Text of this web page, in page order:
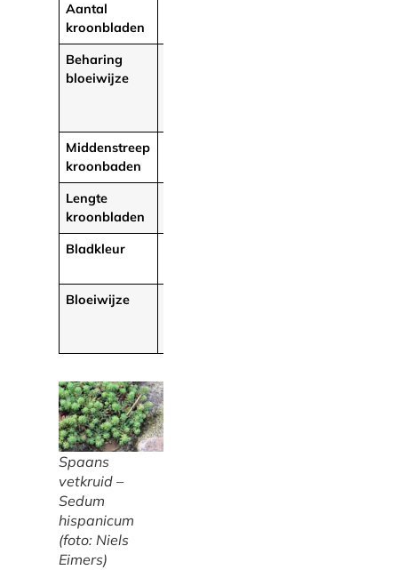
Aantal
kroonbladen
Beharing
bloeiwijze
Middenstreep
kroonbaden
Lengte
kroonbladen
Bladkleur
Bloeiwijze
Spaans
vetkruid –
Sedum
hispanicum
(foto: Niels
Eimers)